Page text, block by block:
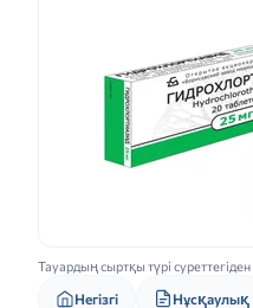
Тауардың сыртқы түрі
Негізгі Нұсқаулық